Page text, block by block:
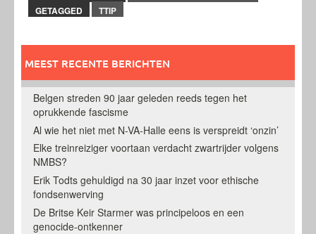
GETAGGED
TTIP
MEEST RECENTE BERICHTEN
Belgen streden 90 jaar geleden reeds tegen het
oprukkende fascisme
Al wie het niet met N-VA-Halle eens is verspreidt ‘onzin’
Elke treinreiziger voortaan verdacht zwartrijder volgens
NMBS?
Erik Todts gehuldigd na 30 jaar inzet voor ethische
fondsenwerving
De Britse Keir Starmer was principeloos en een
genocide-ontkenner